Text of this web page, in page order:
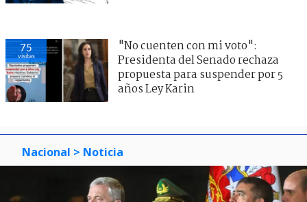
75
visitas
"No cuenten con mi voto":
Presidenta del Senado rechaza
propuesta para suspender por 5
años Ley Karin
Nacional > Noticia